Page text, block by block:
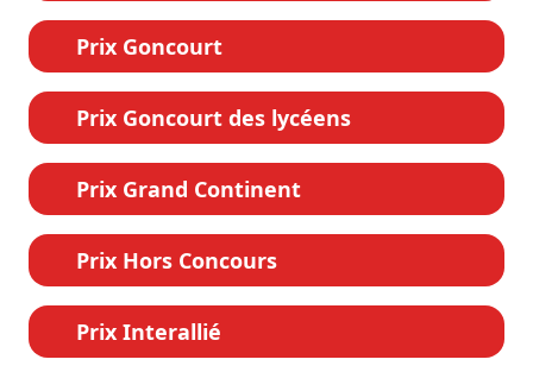
Prix Goncourt
Prix Goncourt des lycéens
Prix Grand Continent
Prix Hors Concours
Prix Interallié